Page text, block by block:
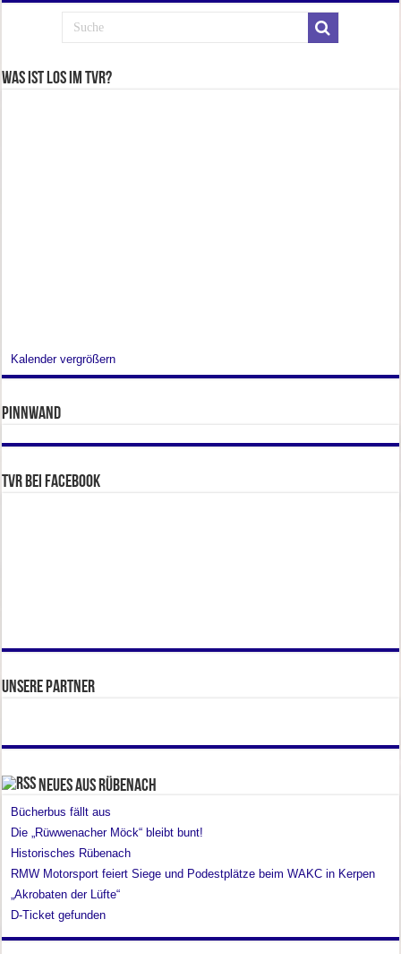
Was ist los im TVR?
Kalender vergrößern
Pinnwand
TVR bei facebook
Unsere Partner
Neues aus Rübenach
Bücherbus fällt aus
Die „Rüwwenacher Möck“ bleibt bunt!
Historisches Rübenach
RMW Motorsport feiert Siege und Podestplätze beim WAKC in Kerpen
„Akrobaten der Lüfte“
D-Ticket gefunden